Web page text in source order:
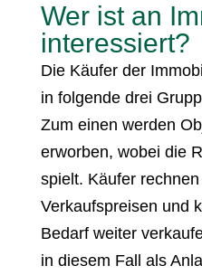
Wer ist an
interessiert?
Die Käufer der
in folgende drei
Zum einen werden
erworben, wobei die
spielt. Käufer
Verkaufspreisen und
Bedarf weiter
in diesem Fall als